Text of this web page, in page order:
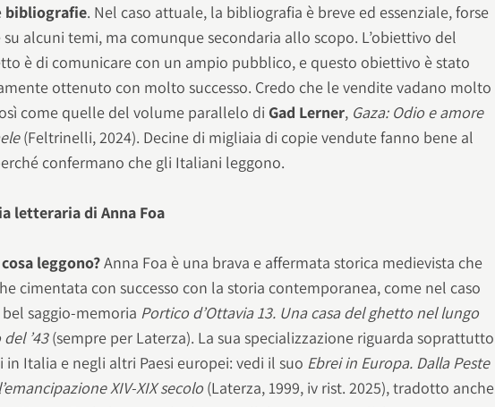
bibliografie. Nel caso attuale, la bibliografia è breve ed essenziale, forse
su alcuni temi, ma comunque secondaria allo scopo. L’obiettivo del
è di comunicare con un ampio pubblico, e questo obiettivo è stato
ottenuto con molto successo. Credo che le vendite vadano molto
come quelle del volume parallelo di Gad Lerner, Gaza: Odio e amore
(Feltrinelli, 2024). Decine di migliaia di copie vendute fanno bene al
confermano che gli Italiani leggono.
letteraria di Anna Foa
leggono?Anna Foa è una brava e affermata storica medievista che
cimentata con successo con la storia contemporanea, come nel caso
saggio-memoria Portico d’Ottavia 13. Una casa del ghetto nel lungo
’43(sempre per Laterza). La sua specializzazione riguarda soprattutto
in Italia e negli altri Paesi europei: vedi il suo Ebrei in Europa. Dalla Peste
XIV-XIX secolo (Laterza, 1999, iv rist. 2025), tradotto anche